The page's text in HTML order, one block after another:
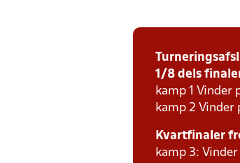
1/8 dels
kamp 1 Vinder
kamp 2 Vinder
Kvartfinaler
kamp 3: